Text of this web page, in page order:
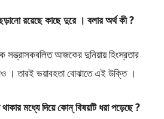
রয়েছে কাছে দুরে । বলার অর্থ কী ?
সন্ত্রাসকবলিত আজকের দুনিয়ায় হিংস্রতার
। তারই ভয়াবহতা বোঝাতে এই উক্তি ।
মধ্যে দিয়ে কোন্ বিষয়টি ধরা পড়েছে ?